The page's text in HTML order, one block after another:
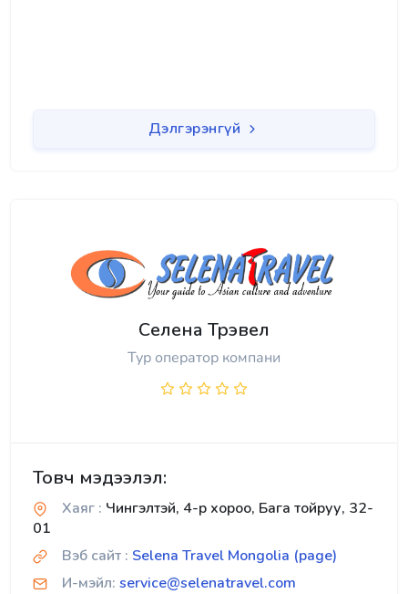
Дэлгэрэнгүй
Селена Трэвел
Тур оператор компани
Товч мэдээлэл:
Хаяг : Чингэлтэй, 4-р хороо, Бага тойруу, 32-
01
Вэб сайт : Selena Travel Mongolia (page)
И-мэйл: service@selenatravel.com